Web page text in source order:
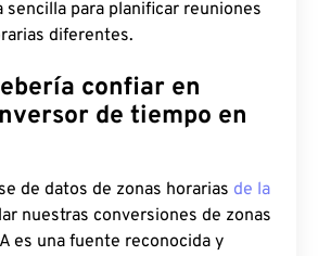
sencilla para planificar reuniones
diferentes.
confiar en
de tiempo en
de datos de zonas horarias de la
nuestras conversiones de zonas
es una fuente reconocida y